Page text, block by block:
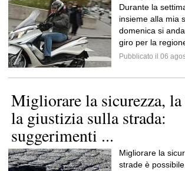
Durante la
insieme alla mia
domenica si
giro per la
Pubblicato il 06
Migliorare la sicurezza,
la giustizia sulla strada:
suggerimenti ...
Migliorare la
strade è